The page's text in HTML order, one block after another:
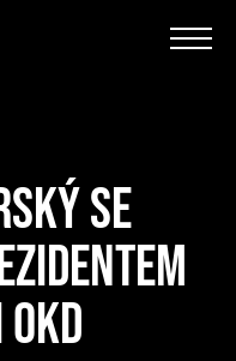
SE